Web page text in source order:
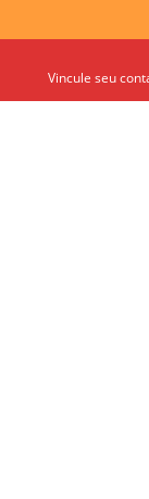
Vincule seu